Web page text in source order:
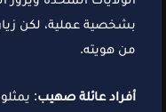
بشخصية عملية، لكن
من هويته.
أفراد عائلة صهيب: